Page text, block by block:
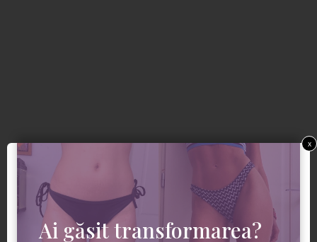
Ai găsit transformarea?
x